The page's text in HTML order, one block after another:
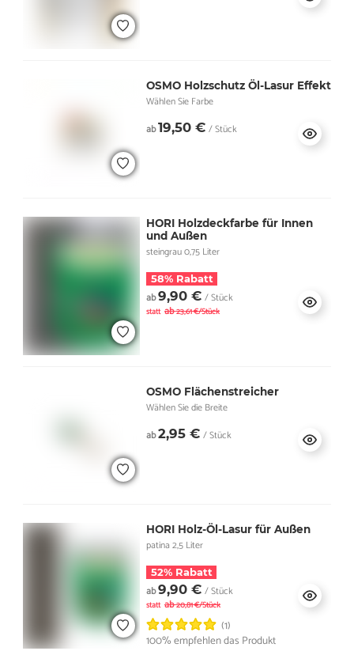
OSMO Holzschutz Öl-Lasur Effekt
Wählen Sie Farbe
ab19,50 € / Stück
HORI Holzdeckfarbe für Innen
und Außen
steingrau 0,75 Liter
58% Rabatt
ab9,90 € / Stück
statt ab23,61 €/Stück
OSMO Flächenstreicher
Wählen Sie die Breite
ab2,95 € / Stück
HORI Holz-Öl-Lasur für Außen
patina 2,5 Liter
52% Rabatt
ab9,90 € / Stück
statt ab20,81 €/Stück
(1)
100% empfehlen das Produkt